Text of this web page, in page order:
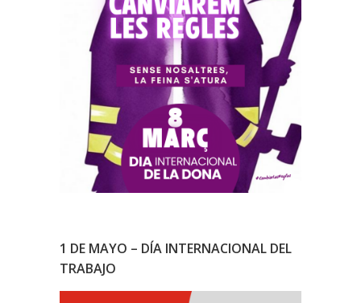
1 DE MAYO – DÍA INTERNACIONAL DEL
TRABAJO